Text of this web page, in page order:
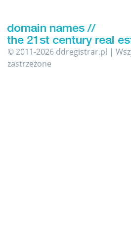
© 2011-2026 ddregistrar.pl |
zastrzeżone